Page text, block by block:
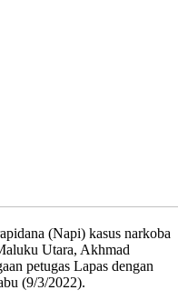
(Napi) kasus narkoba
Utara, Akhmad
petugas Lapas dengan
(9/3/2022).